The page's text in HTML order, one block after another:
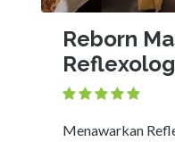
Reborn
Menawarkan